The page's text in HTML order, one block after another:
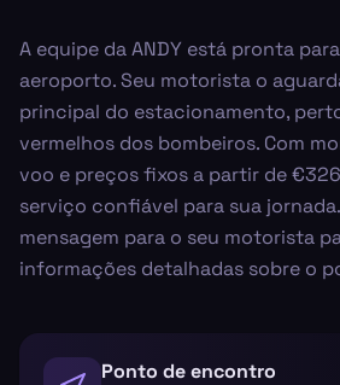
A equipe da ANDY está pronta
aeroporto. Seu motorista o
principal do estacionamento,
vermelhos dos bombeiros. Com
voo e preços fixos a partir de
serviço confiável para sua
mensagem para o seu motorista
informações detalhadas sobre o
Ponto de encontro